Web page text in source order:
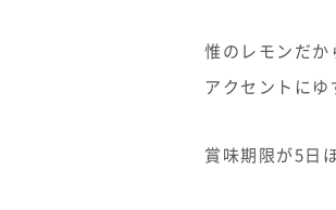
惟のレモンだか
アクセントにゆ
賞味期限が5日